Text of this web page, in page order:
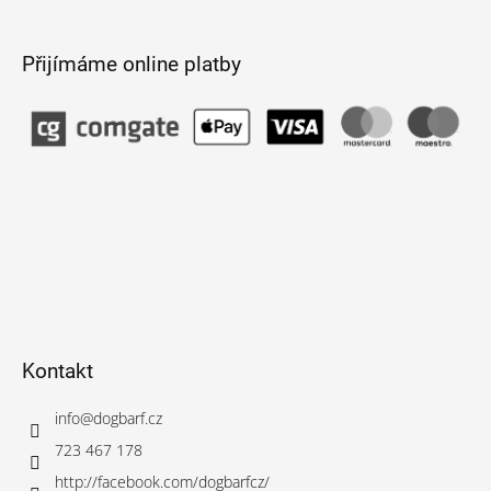
Přijímáme online platby
Kontakt
info@dogbarf.cz
723 467 178
http://facebook.com/dogbarfcz/